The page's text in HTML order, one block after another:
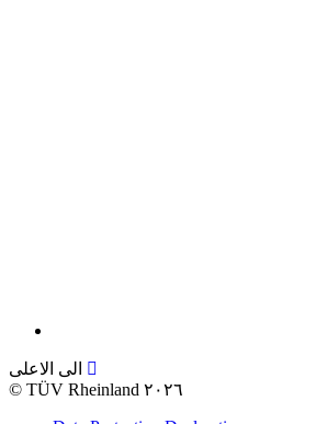
الى الاعلى
©
TÜV Rheinland ٢٠٢٦